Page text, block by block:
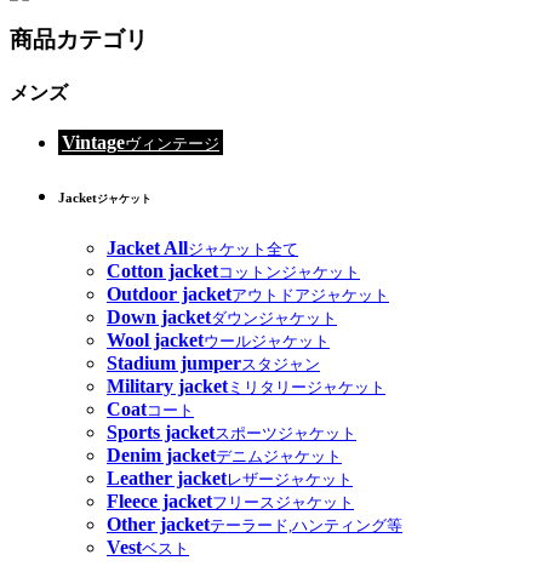
商品カテゴリ
メンズ
Vintageヴィンテージ
Jacketジャケット
Jacket Allジャケット全て
Cotton jacketコットンジャケット
Outdoor jacketアウトドアジャケット
Down jacketダウンジャケット
Wool jacketウールジャケット
Stadium jumperスタジャン
Military jacketミリタリージャケット
Coatコート
Sports jacketスポーツジャケット
Denim jacketデニムジャケット
Leather jacketレザージャケット
Fleece jacketフリースジャケット
Other jacketテーラード,ハンティング等
Vestベスト